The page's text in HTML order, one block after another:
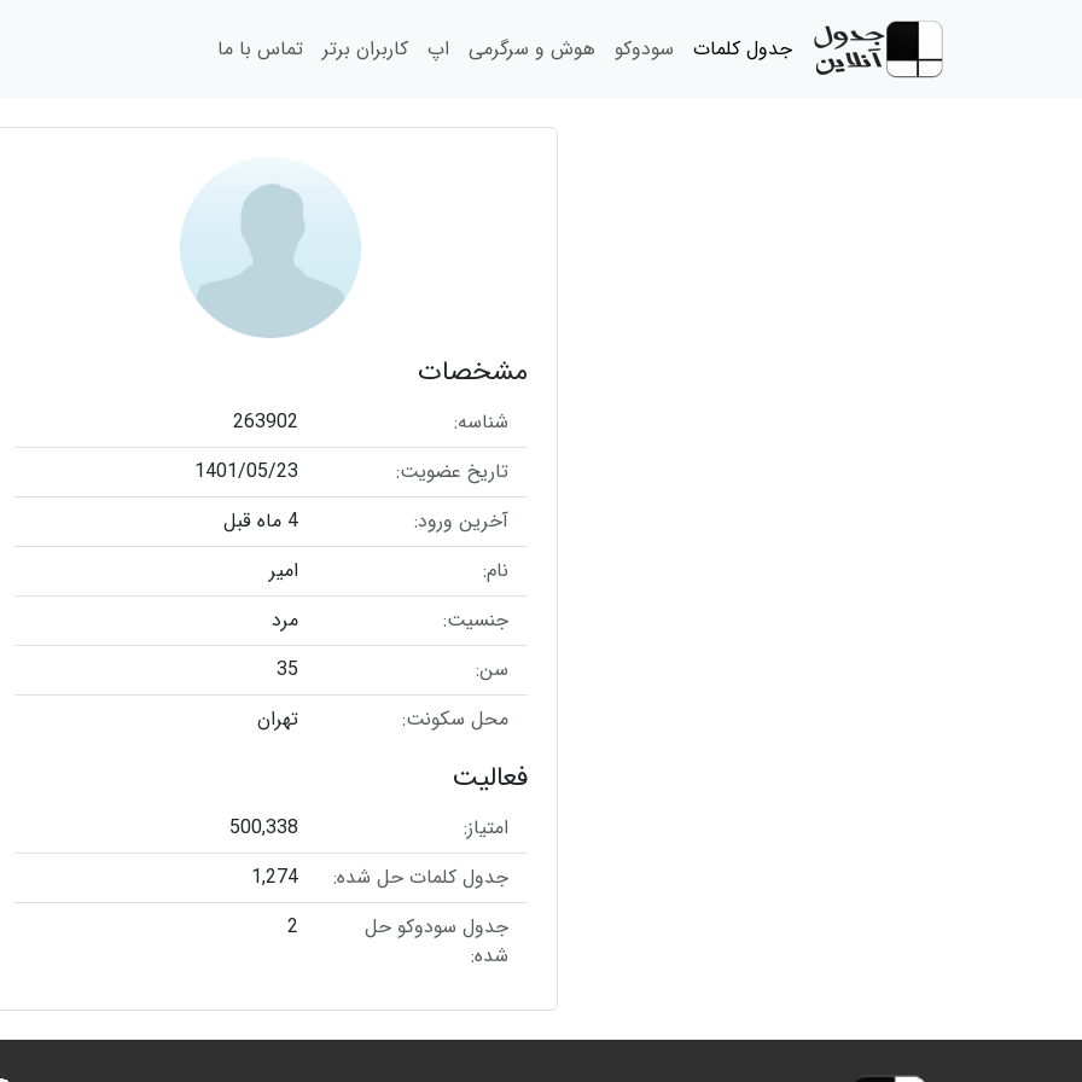
جدول کلمات سودوکو هوش و سرگرمی اپ کاربران برتر تماس با ما
مشخصات
شناسه:
263902
تاریخ عضویت:
1401/05/23
آخرین ورود:
4 ماه قبل
نام:
امیر
جنسیت:
مرد
سن:
35
محل سکونت:
تهران
فعالیت
امتیاز:
500,338
جدول کلمات حل شده:
1,274
جدول سودوکو حل
شده:
2